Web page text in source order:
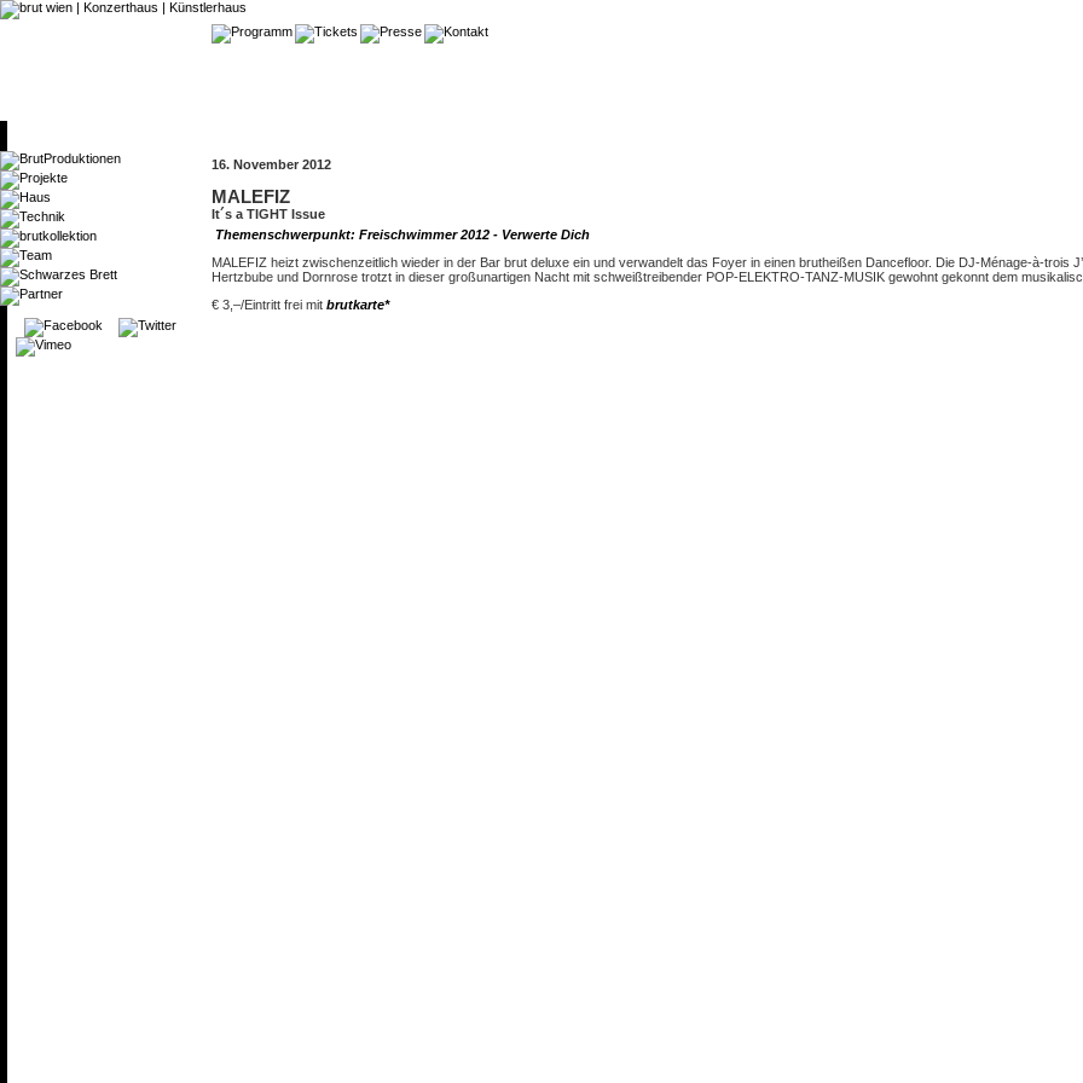
16. November 2012
MALEFIZ
It´s a TIGHT Issue
Themenschwerpunkt: Freischwimmer 2012 - Verwerte Dich
MALEFIZ heizt zwischenzeitlich wieder in der Bar brut deluxe ein und verwandelt das Foyer in einen brutheißen Dancefloor. Die DJ-Ménage-à-trois
Hertzbube und Dornrose trotzt in dieser großunartigen Nacht mit schweißtreibender POP-ELEKTRO-TANZ-MUSIK gewohnt gekonnt dem
€ 3,–/Eintritt frei mit brutkarte*